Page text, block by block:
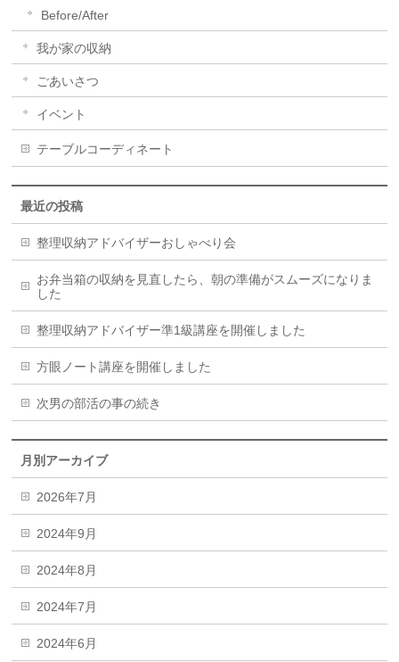
Before/After
我が家の収納
ごあいさつ
イベント
テーブルコーディネート
最近の投稿
整理収納アドバイザーおしゃべり会
お弁当箱の収納を見直したら、朝の準備がスムーズになりま
した
整理収納アドバイザー準1級講座を開催しました
方眼ノート講座を開催しました
次男の部活の事の続き
月別アーカイブ
2026年7月
2024年9月
2024年8月
2024年7月
2024年6月